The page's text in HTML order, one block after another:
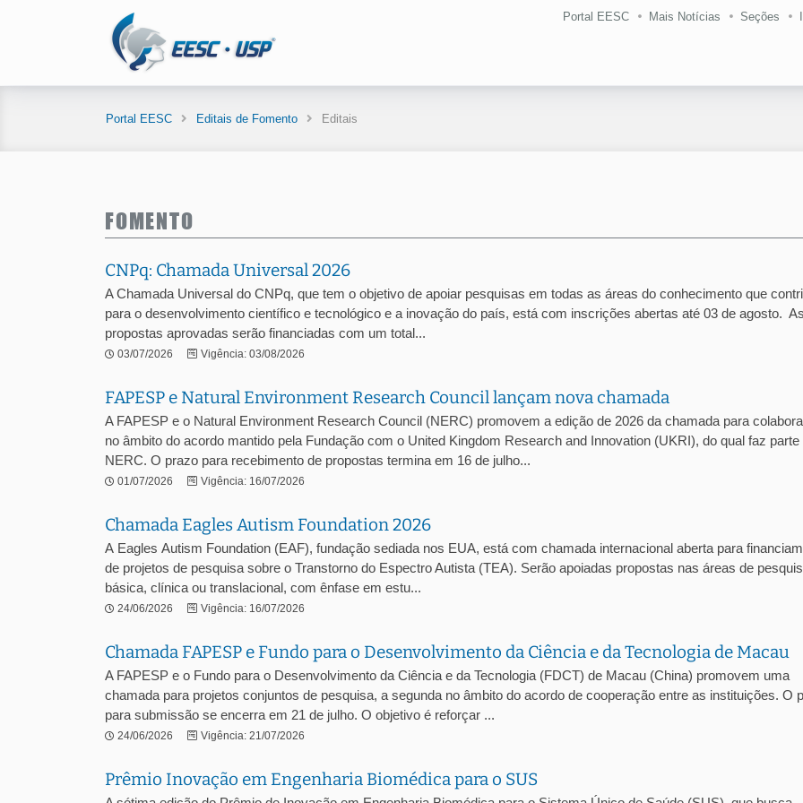
Portal EESC Mais Notícias Seções
Portal EESC Editais de Fomento Editais
FOMENTO
CNPq: Chamada Universal 2026
A Chamada Universal do CNPq, que tem o objetivo de apoiar pesquisas em todas as áreas do conhecimento que
para o desenvolvimento científico e tecnológico e a inovação do país, está com inscrições abertas até 03 de agosto. As
propostas aprovadas serão financiadas com um total...
03/07/2026 Vigência: 03/08/2026
FAPESP e Natural Environment Research Council lançam nova chamada
A FAPESP e o Natural Environment Research Council (NERC) promovem a edição de 2026 da chamada para
no âmbito do acordo mantido pela Fundação com o United Kingdom Research and Innovation (UKRI), do qual faz parte
NERC. O prazo para recebimento de propostas termina em 16 de julho...
01/07/2026 Vigência: 16/07/2026
Chamada Eagles Autism Foundation 2026
A Eagles Autism Foundation (EAF), fundação sediada nos EUA, está com chamada internacional aberta para
de projetos de pesquisa sobre o Transtorno do Espectro Autista (TEA). Serão apoiadas propostas nas áreas de
básica, clínica ou translacional, com ênfase em estu...
24/06/2026 Vigência: 16/07/2026
Chamada FAPESP e Fundo para o Desenvolvimento da Ciência e da Tecnologia de Macau
A FAPESP e o Fundo para o Desenvolvimento da Ciência e da Tecnologia (FDCT) de Macau (China) promovem uma
chamada para projetos conjuntos de pesquisa, a segunda no âmbito do acordo de cooperação entre as instituições. O
para submissão se encerra em 21 de julho. O objetivo é reforçar ...
24/06/2026 Vigência: 21/07/2026
Prêmio Inovação em Engenharia Biomédica para o SUS